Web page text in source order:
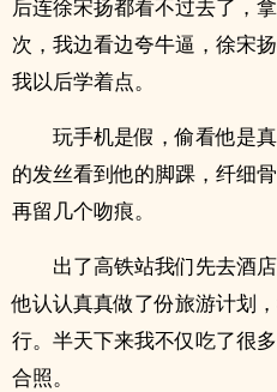
后连徐宋扬都看不过去了，
次，我边看边夸牛逼，徐宋
我以后学着点。
玩手机是假，偷看他是
的发丝看到他的脚踝，纤细
再留几个吻痕。
出了高铁站我们先去酒
他认认真真做了份旅游计划
行。半天下来我不仅吃了很
合照。